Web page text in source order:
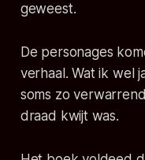
geweest.
De personages
verhaal. Wat ik wel
soms zo
draad kwijt was.